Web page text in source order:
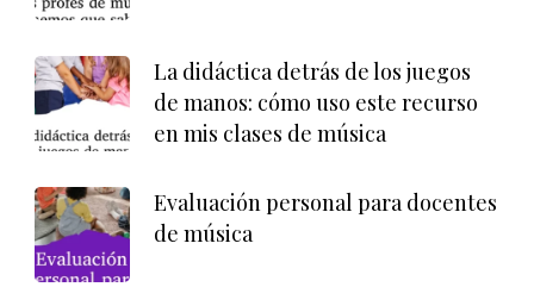
La didáctica detrás de los juegos
de manos: cómo uso este recurso
en mis clases de música
Evaluación personal para docentes
de música